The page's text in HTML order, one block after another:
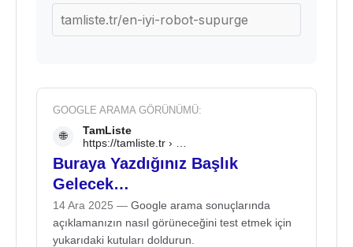
GOOGLE ARAMA GÖRÜNÜMÜ:
🌐
TamListe
https://tamliste.tr › …
Buraya Yazdığınız Başlık
Gelecek…
14 Ara 2025 — Google arama sonuçlarında
açıklamanızın nasıl görüneceğini test etmek için
yukarıdaki kutuları doldurun.